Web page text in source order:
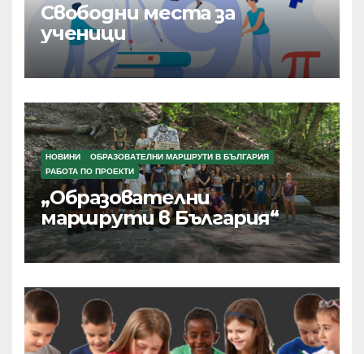
Свободни места за
ученици
НОВИНИ
ОБРАЗОВАТЕЛНИ МАРШРУТИ В БЪЛГАРИЯ
РАБОТА ПО ПРОЕКТИ
„Образователни
маршрути в България“